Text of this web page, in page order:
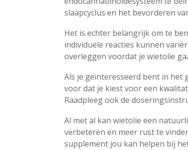
slaapcyclus en het bevorderen
Het is echter belangrijk om te
individuele reacties kunnen
overleggen voordat je wietolie
Als je geïnteresseerd bent in het
voor dat je kiest voor een
Raadpleeg ook de
Al met al kan wietolie een
verbeteren en meer rust te
supplement jou kan helpen bij